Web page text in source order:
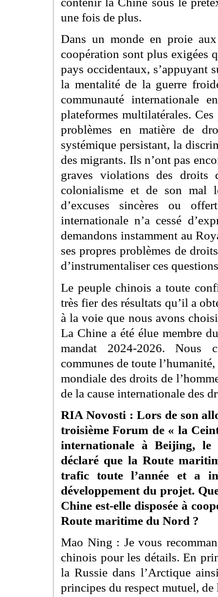
une fois de plus.
Dans un monde en proie
coopération sont plus exigées
pays occidentaux, s’appuyant
la mentalité de la guerre
communauté internationale
plateformes multilatérales.
problèmes en matière de
systémique persistant, la
des migrants. Ils n’ont pas
graves violations des droits
colonialisme et de son mal
d’excuses sincères ou
internationale n’a cessé
demandons instamment au
ses propres problèmes de
d’instrumentaliser ces
Le peuple chinois a toute
très fier des résultats qu’il a
à la voie que nous avons
La Chine a été élue membre
mandat 2024-2026. Nous
communes de toute
mondiale des droits de
de la cause internationale des
RIA Novosti : Lors de son
troisième Forum de « la
internationale à Beijing, le
déclaré que la Route
trafic toute l’année et a
développement du projet.
Chine est-elle disposée à
Route maritime du Nord ?
Mao Ning : Je vous
chinois pour les détails. En
la Russie dans l’Arctique
principes du respect mutuel,